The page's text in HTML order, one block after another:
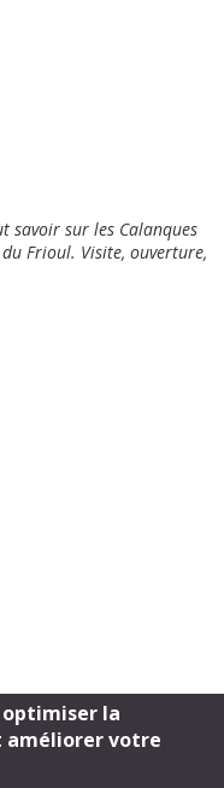
savoir sur les Calanques
Frioul. Visite, ouverture,
optimiser la
améliorer votre